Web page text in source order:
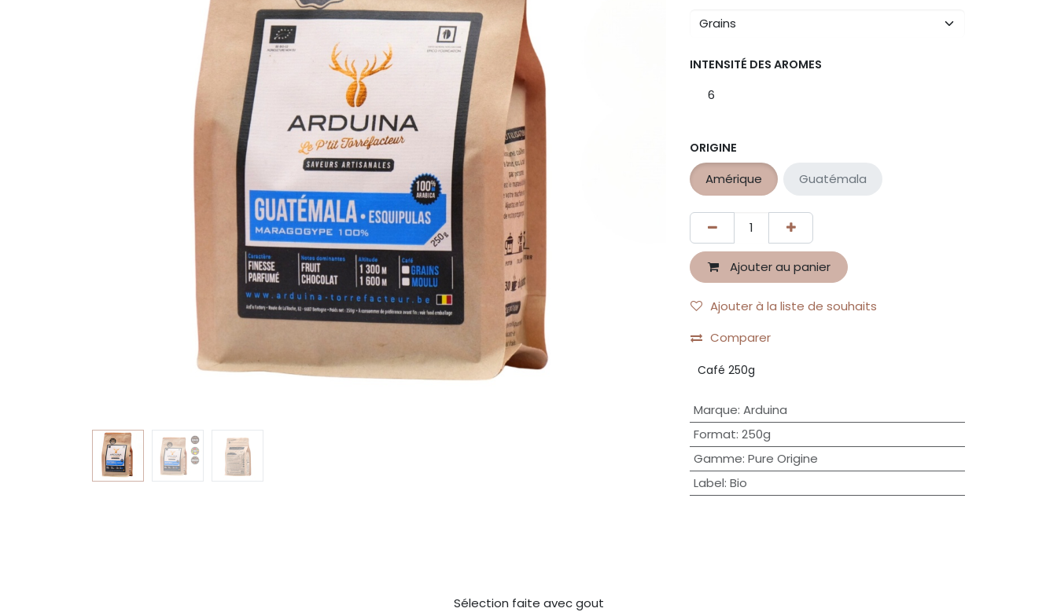
INTENSITÉ DES AROMES
6
ORIGINE
Amérique Guatémala
Ajouter au panier
Ajouter à la liste de souhaits
Comparer
Café 250g
Marque: Arduina
Format: 250g
Gamme: Pure Origine
Label: Bio
Sélection faite avec gout